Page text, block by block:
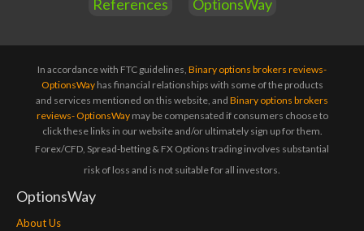
References OptionsWay
In accordance with FTC guidelines, Binary options brokers reviews-
OptionsWayhas financial relationships with some of the products
and services mentioned on this website, and Binary options brokers
reviews- OptionsWaymay be compensated if consumers choose to
click these links in our website and/or ultimately sign up for them.
Forex/CFD, Spread-betting & FX Options trading involves substantial
risk of loss and is not suitable for all investors.
OptionsWay
About Us